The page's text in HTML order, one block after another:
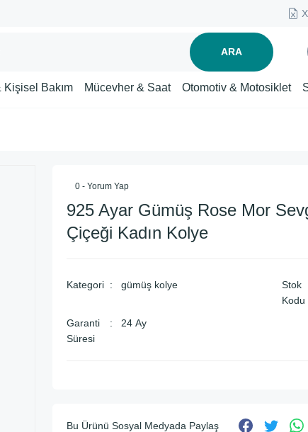
ARA
Kişisel Bakım Mücevher & Saat Otomotiv & Motosiklet
0 - Yorum Yap
925 Ayar Gümüş Rose Mor
Çiçeği Kadın Kolye
Kategori gümüş kolye
Stok
Kodu
Garanti
Süresi
24 Ay
Bu Ürünü Sosyal Medyada Paylaş